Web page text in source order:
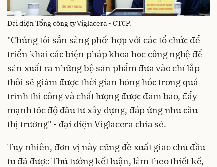
Đại diện Tổng công ty Viglacera - CTCP.
"Chúng tôi sẵn sàng phối hợp với các tổ chức để
triển khai các biện pháp khoa học công nghệ để
sản xuất ra những bộ sản phẩm đưa vào chỉ lắp
thôi sẽ giảm được thời gian hỏng hóc trong quá
trình thi công và chất lượng được đảm bảo, đẩy
mạnh tốc độ đầu tư xây dựng, đáp ứng nhu cầu
thị trường" - đại diện Viglacera chia sẻ.
Tuy nhiên, đơn vị này cũng đề xuất giao chủ đầu
tư đã được Thủ tướng kết luận, làm theo thiết kế,